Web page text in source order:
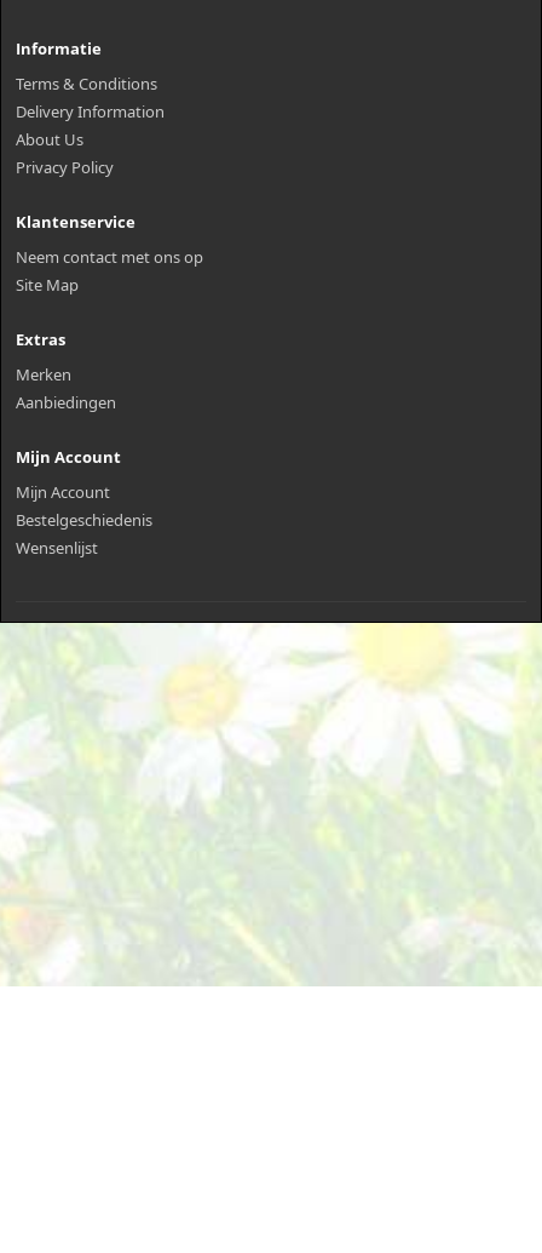
Informatie
Terms & Conditions
Delivery Information
About Us
Privacy Policy
Klantenservice
Neem contact met ons op
Site Map
Extras
Merken
Aanbiedingen
Mijn Account
Mijn Account
Bestelgeschiedenis
Wensenlijst